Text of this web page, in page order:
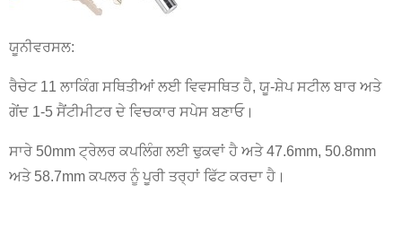
ਯੂਨੀਵਰਸਲ:
ਰੈਚੇਟ 11 ਲਾਕਿੰਗ ਸਥਿਤੀਆਂ ਲਈ ਵਿਵਸਥਿਤ ਹੈ, ਯੂ-ਸ਼ੇਪ ਸਟੀਲ ਬਾਰ ਅਤੇ
ਗੇਂਦ 1-5 ਸੈਂਟੀਮੀਟਰ ਦੇ ਵਿਚਕਾਰ ਸਪੇਸ ਬਣਾਓ।
ਸਾਰੇ 50mm ਟ੍ਰੇਲਰ ਕਪਲਿੰਗ ਲਈ ਢੁਕਵਾਂ ਹੈ ਅਤੇ 47.6mm, 50.8mm
ਅਤੇ 58.7mm ਕਪਲਰ ਨੂੰ ਪੂਰੀ ਤਰ੍ਹਾਂ ਫਿੱਟ ਕਰਦਾ ਹੈ।